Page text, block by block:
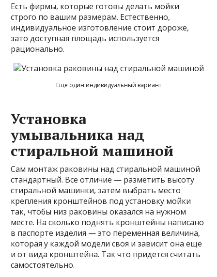
Есть фирмы, которые готовы делать мойки
строго по вашим размерам. Естественно,
индивидуальное изготовление стоит дороже,
зато доступная площадь используется
рационально.
Еще один индивидуальный вариант
Установка
умывальника над
стиральной машиной
Сам монтаж раковины над стиральной машиной
стандартный. Все отличие — разметить высоту
стиральной машинки, затем выбрать место
крепления кронштейнов под установку мойки
так, чтобы низ раковины оказался на нужном
месте. На сколько поднять кронштейны написано
в паспорте изделия — это переменная величина,
которая у каждой модели своя и зависит она еще
и от вида кронштейна. Так что придется считать
самостоятельно.